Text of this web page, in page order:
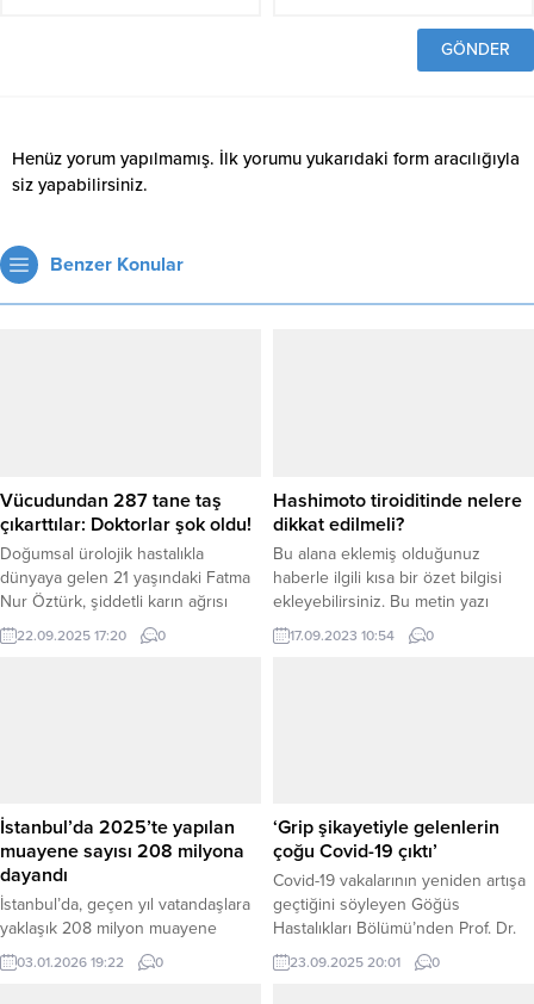
Henüz yorum yapılmamış. İlk yorumu yukarıdaki form aracılığıyla
siz yapabilirsiniz.
Benzer Konular
Vücudundan 287 tane taş
çıkarttılar: Doktorlar şok oldu!
Doğumsal ürolojik hastalıkla
dünyaya gelen 21 yaşındaki Fatma
Nur Öztürk, şiddetli karın ağrısı
şikayetiyle hastaneye gitti. Yapılan
operasyonla Öztürk’ün
geçirdi “LİTERATÜRDE ÇOK NADİR
GÖRÜLEN BİR...
22.09.2025 17:20 0
Hashimoto tiroiditinde nelere
dikkat edilmeli?
Bu alana eklemiş olduğunuz
haberle ilgili kısa bir özet bilgisi
ekleyebilirsiniz. Bu metin yazı
düzenleme sayfasında “Özet”
bölümünden eklenebilir. Özet
17.09.2023 10:54 0
İstanbul’da 2025’te yapılan
muayene sayısı 208 milyona
dayandı
İstanbul’da, geçen yıl vatandaşlara
yaklaşık 208 milyon muayene
hizmeti verildiği bildirildi. İstanbul İl
Sağlık Müdürlüğünden aldığı bilgiye
03.01.2026 19:22 0
‘Grip şikayetiyle gelenlerin
çoğu Covid-19 çıktı’
Covid-19 vakalarının yeniden artışa
geçtiğini söyleyen Göğüs
Hastalıkları Bölümü’nden Prof. Dr.
Muhammed Emin Akkoyunlu, “Tüm
dünyada olduğu gibi ülkemizde de
23.09.2025 20:01 0